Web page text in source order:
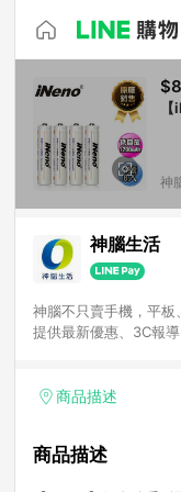
神
神腦生活
神腦不只賣手機，平
提供最新優惠、3C報
商品描述
商品描述